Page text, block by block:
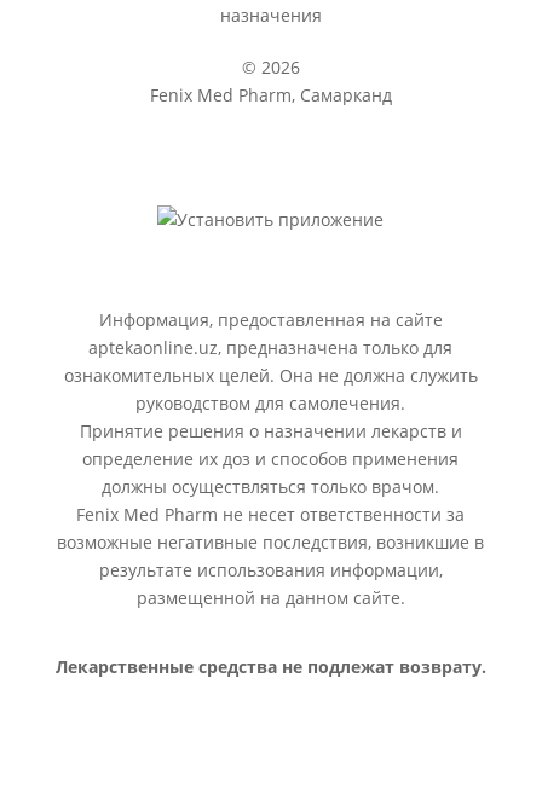
назначения
© 2026
Fenix Med Pharm, Самарканд
Информация, предоставленная на сайте
aptekaonline.uz, предназначена только для
ознакомительных целей. Она не должна служить
руководством для самолечения.
Принятие решения о назначении лекарств и
определение их доз и способов применения
должны осуществляться только врачом.
Fenix Med Pharm не несет ответственности за
возможные негативные последствия, возникшие в
результате использования информации,
размещенной на данном сайте.
Лекарственные средства не подлежат возврату.